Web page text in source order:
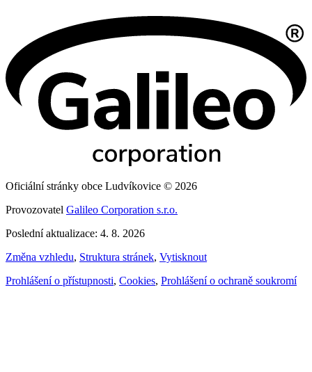
Oficiální stránky obce Ludvíkovice © 2026
Provozovatel Galileo Corporation s.r.o.
Poslední aktualizace: 4. 8. 2026
Změna vzhledu, Struktura stránek, Vytisknout
Prohlášení o přístupnosti, Cookies, Prohlášení o ochraně soukromí